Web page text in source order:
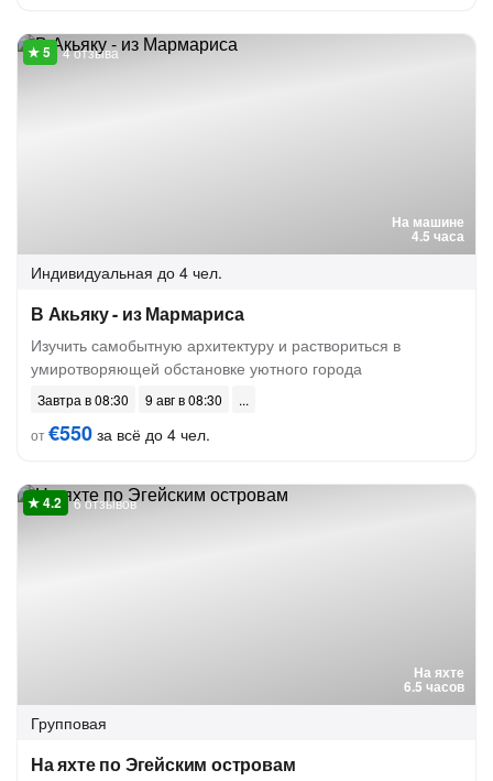
На машине
4.5 часа
4 отзыва
Индивидуальная до 4 чел.
В Акьяку - из Мармариса
Изучить самобытную архитектуру и раствориться в
умиротворяющей обстановке уютного города
Завтра в 08:30
9 авг в 08:30
от€550 за всё до 4 чел.
На яхте
6.5 часов
6 отзывов
Групповая
На яхте по Эгейским островам